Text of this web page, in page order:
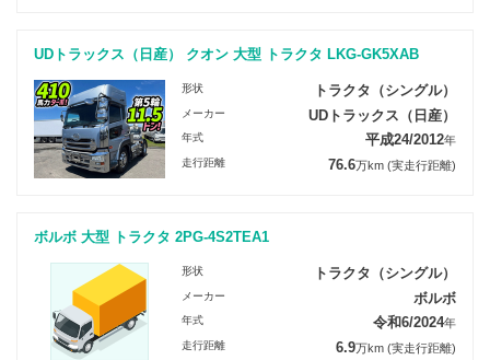
UDトラックス（日産） クオン 大型 トラクタ LKG-GK5XAB
形状 トラクタ（シングル）
メーカー UDトラックス（日産）
年式 平成24/2012年
走行距離 76.6万km (実走行距離)
ボルボ 大型 トラクタ 2PG-4S2TEA1
形状 トラクタ（シングル）
メーカー ボルボ
年式 令和6/2024年
走行距離 6.9万km (実走行距離)